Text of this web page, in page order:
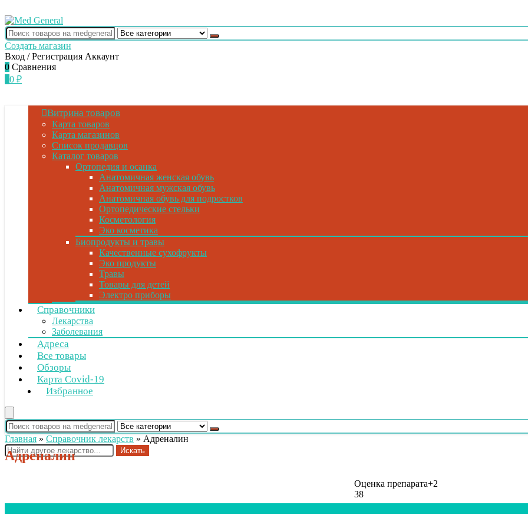
Создать магазин
Вход / Регистрация Аккаунт
0 Сравнения
0 ₽
Витрина товаров
Карта товаров
Карта магазинов
Список продавцов
Каталог товаров
Ортопедия и осанка
Анатомичная женская обувь
Анатомичная мужская обувь
Анатомичная обувь для подростков
Ортопедические стельки
Косметология
Эко косметика
Биопродукты и травы
Качественные сухофрукты
Эко продукты
Травы
Товары для детей
Электро приборы
Справочники
Лекарства
Заболевания
Адреса
Все товары
Обзоры
Карта Covid-19
Избранное
Главная » Справочник лекарств » Адреналин
Искать
Адреналин
Оценка препарата+2
38